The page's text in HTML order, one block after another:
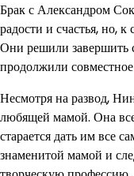
Брак с Александром
радости и счастья, но,
Они решили завершить
продолжили
Несмотря на развод,
любящей мамой. Она
старается дать им все
знаменитой мамой и